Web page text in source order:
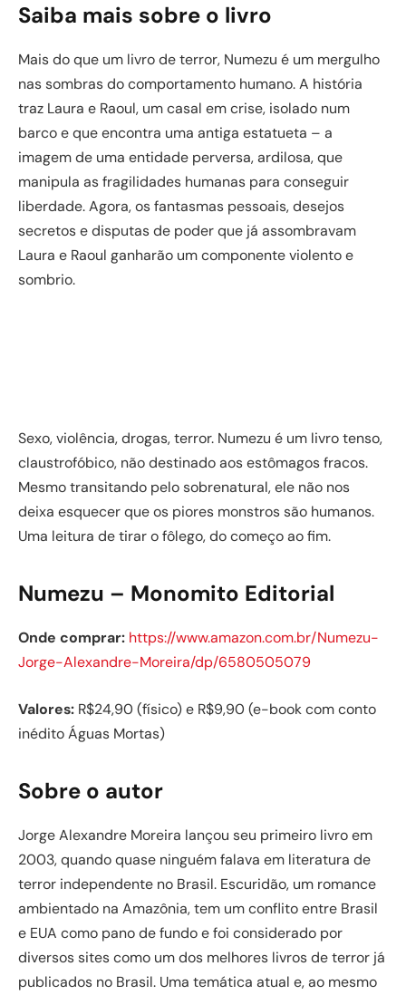
Saiba mais sobre o livro
Mais do que um livro de terror, Numezu é um mergulho
nas sombras do comportamento humano. A história
traz Laura e Raoul, um casal em crise, isolado num
barco e que encontra uma antiga estatueta – a
imagem de uma entidade perversa, ardilosa, que
manipula as fragilidades humanas para conseguir
liberdade. Agora, os fantasmas pessoais, desejos
secretos e disputas de poder que já assombravam
Laura e Raoul ganharão um componente violento e
sombrio.
Sexo, violência, drogas, terror. Numezu é um livro tenso,
claustrofóbico, não destinado aos estômagos fracos.
Mesmo transitando pelo sobrenatural, ele não nos
deixa esquecer que os piores monstros são humanos.
Uma leitura de tirar o fôlego, do começo ao fim.
Numezu – Monomito Editorial
Onde comprar: https://www.amazon.com.br/Numezu-
Jorge-Alexandre-Moreira/dp/6580505079
Valores: R$24,90 (físico) e R$9,90 (e-book com conto
inédito Águas Mortas)
Sobre o autor
Jorge Alexandre Moreira lançou seu primeiro livro em
2003, quando quase ninguém falava em literatura de
terror independente no Brasil. Escuridão, um romance
ambientado na Amazônia, tem um conflito entre Brasil
e EUA como pano de fundo e foi considerado por
diversos sites como um dos melhores livros de terror já
publicados no Brasil. Uma temática atual e, ao mesmo